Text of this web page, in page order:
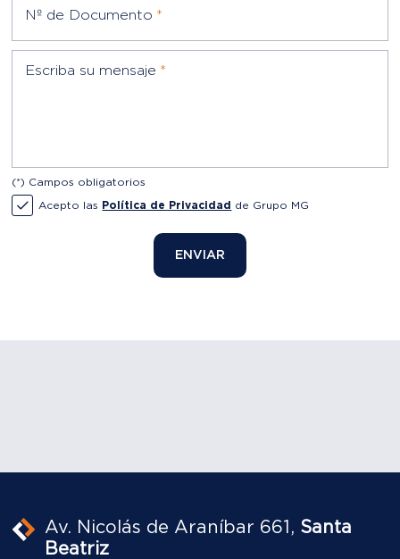
Nº de Documento *
Escriba su mensaje *
(*) Campos obligatorios
Acepto las Política de Privacidad de Grupo MG
ENVIAR
Av. Nicolás de Araníbar 661, Santa
Beatriz